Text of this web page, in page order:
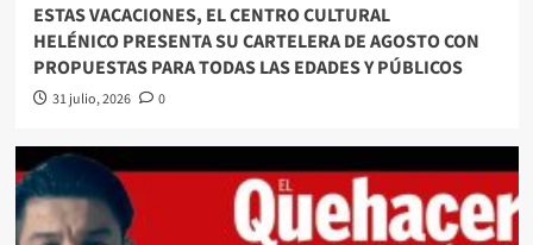
ESTAS VACACIONES, EL CENTRO CULTURAL
HELÉNICO PRESENTA SU CARTELERA DE AGOSTO CON
PROPUESTAS PARA TODAS LAS EDADES Y PÚBLICOS
31 julio, 2026 0